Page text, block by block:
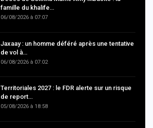
famille du khalife…
06/08/2026 à 07:07
Jaxaay : un homme déféré après une tentative
de vol à…
06/08/2026 à 07:02
Territoriales 2027 : le FDR alerte sur un risque
de report…
05/08/2026 à 18:58